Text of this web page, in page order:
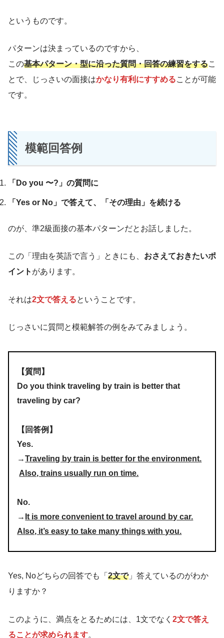
というものです。
パターンは決まっているのですから、
この基本パターン・型に沿った質問・回答の練習をするこ
とで、じっさいの面接はかなり有利にすすめることが可能
です。
模範回答例
「Do you 〜?」の質問に
「Yes or No」で答えて、「その理由」を続ける
のが、準2級面接の基本パターンだとお話しました。
この「理由を英語で言う」ときにも、 おさえておきたいポ
イント があります。
それは2文で答えるということです。
じっさいに質問と模範解答の例をみてみましょう。
【質問】
Do you think traveling by train is better that
traveling by car?
【回答例】
Yes.
→Traveling by train is better for the environment.
Also, trains usually run on time.
No.
→ It is more convenient to travel around by car.
Also, it’s easy to take many things with you.
Yes, Noどちらの回答でも「 2文で」答えているのがわか
りますか？
このように、満点をとるためには、1文でなく 2文で答え
ることが求められます。